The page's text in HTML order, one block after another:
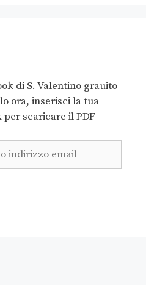
di S. Valentino grauito
ora, inserisci la tua
scaricare il PDF